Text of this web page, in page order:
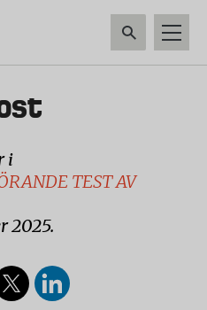
i
TEST AV
2025.